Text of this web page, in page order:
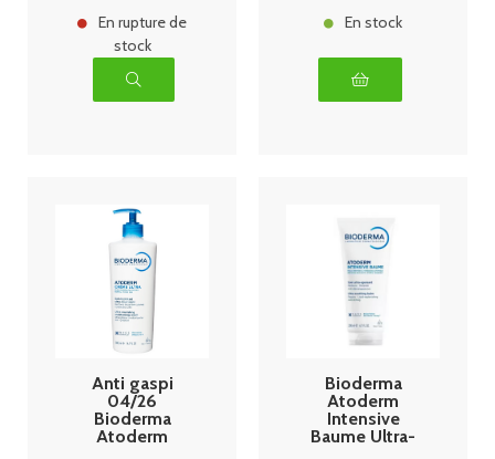
En rupture de
stock
En stock
Anti gaspi
04/26
Bioderma
Atoderm
Bioderma
Atoderm
Intensive
Baume Ultra-